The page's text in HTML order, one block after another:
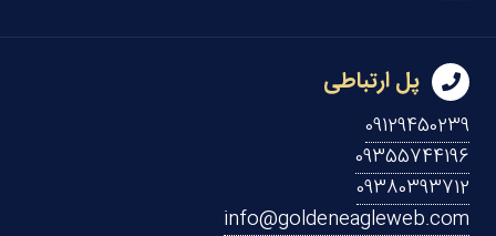
پل ارتباطی
09129450239
09355744196
09380393712
info@goldeneagleweb.com